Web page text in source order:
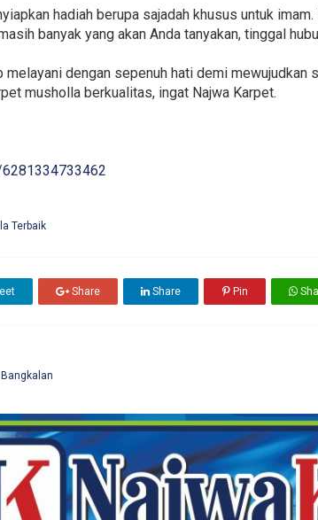
hadiah berupa sajadah khusus untuk
banyak yang akan Anda tanyakan, tinggal
melayani dengan sepenuh hati demi mewujudkan
musholla berkualitas, ingat Najwa Karpet.
Terbaik
Share Share Pin